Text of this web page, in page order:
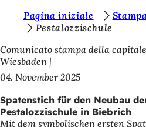
Inhalt anspringen
e
b
f
Pagina iniziale
Pestalozzischule
Comunicato stampa della
Wiesbaden
04. November 2025
Spatenstich für den Neubau
Pestalozzischule in Biebrich
Mit dem symbolischen ersten